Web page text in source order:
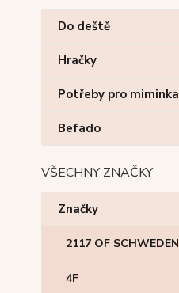
Do deště
Hračky
Potřeby pro miminka
Befado
VŠECHNY ZNAČKY
Značky
2117 OF SCHWEDEN
4F